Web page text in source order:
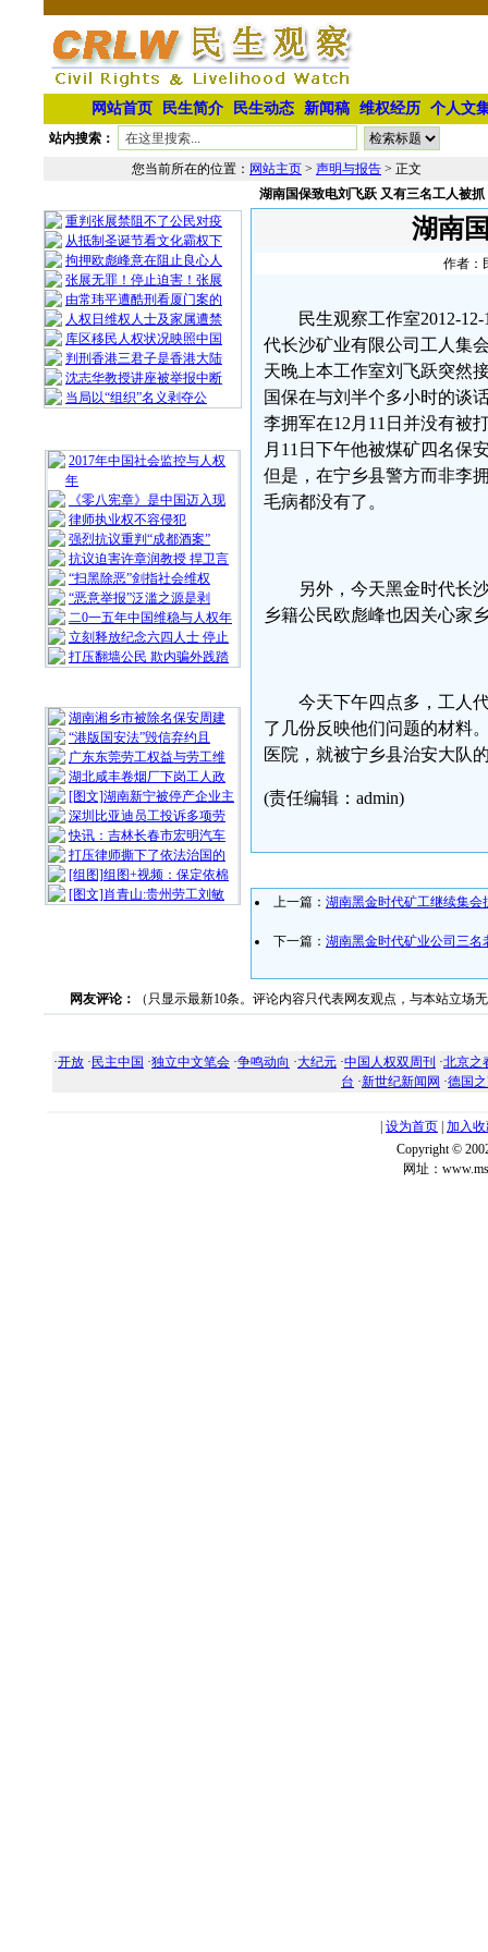
网站首页 民生简介 民生动态 新闻稿 维权经历 个人文
站内搜索：
您当前所在的位置： 网站主页 > 声明与报告 > 正文
重判张展禁阻不了公民对疫
从抵制圣诞节看文化霸权下
拘押欧彪峰意在阻止良心人
张展无罪！停止迫害！张展
由常玮平遭酷刑看厦门案的
人权日维权人士及家属遭禁
库区移民人权状况映照中国
判刑香港三君子是香港大陆
沈志华教授讲座被举报中断
当局以“组织”名义剥夺公
2017年中国社会监控与人权
年
《零八宪章》是中国迈入现
律师执业权不容侵犯
强烈抗议重判“成都酒案”
抗议迫害许章润教授 捍卫言
“扫黑除恶”剑指社会维权
“恶意举报”泛滥之源是剥
二0一五年中国维稳与人权年
立刻释放纪念六四人士 停止
打压翻墙公民 欺内骗外践踏
湖南湘乡市被除名保安周建
“港版国安法”毁信弃约且
广东东莞劳工权益与劳工维
湖北咸丰卷烟厂下岗工人政
[图文]湖南新宁被停产企业主
深圳比亚迪员工投诉多项劳
快讯：吉林长春市宏明汽车
打压律师撕下了依法治国的
[组图]组图+视频：保定依棉
[图文]肖青山:贵州劳工刘敏
湖南国保致电刘飞跃 又有三名工人被抓
湖南
作者：
民生观察工作室2012-
代长沙矿业有限公司工人集
天晚上本工作室刘飞跃突然
国保在与刘半个多小时的谈
李拥军在12月11日并没有被
月11日下午他被煤矿四名保
但是，在宁乡县警方而非李
毛病都没有了。
另外，今天黑金时代长
乡籍公民欧彪峰也因关心家
今天下午四点多，工人
了几份反映他们问题的材料
医院，就被宁乡县治安大队
(责任编辑：admin)
上一篇： 湖南黑金时代矿工继续集会
下一篇： 湖南黑金时代矿业公司三名
网友评论： （只显示最新10条。评论内容只代表网友观点，与本站立场
·开放 · 民主中国 ·独立中文笔会 ·争鸣动向 ·大纪元 ·中国人权双周刊 ·北京之
台 ·新世纪新闻网 ·德国
设为首页 加入
Copyright ©
网址：